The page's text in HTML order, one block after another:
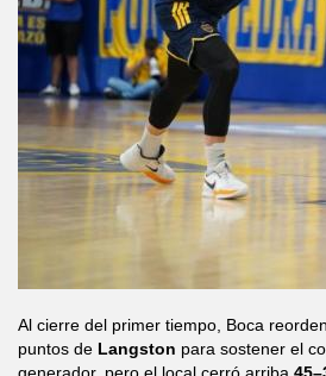
Al cierre del primer tiempo, Boca
puntos de Langston para sostener el